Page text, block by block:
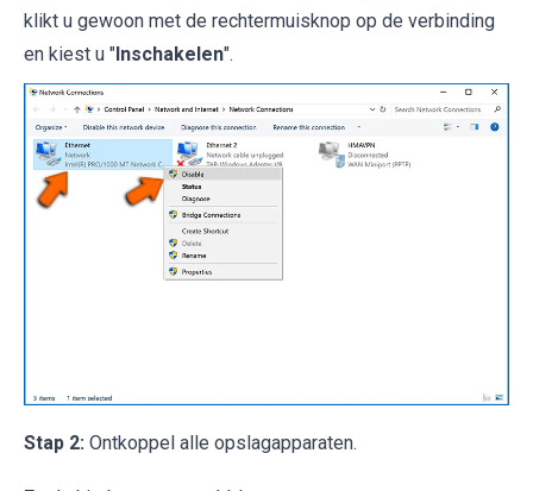
klikt u gewoon met de rechtermuisknop op de verbinding
en kiest u "Inschakelen".
Stap 2: Ontkoppel alle opslagapparaten.